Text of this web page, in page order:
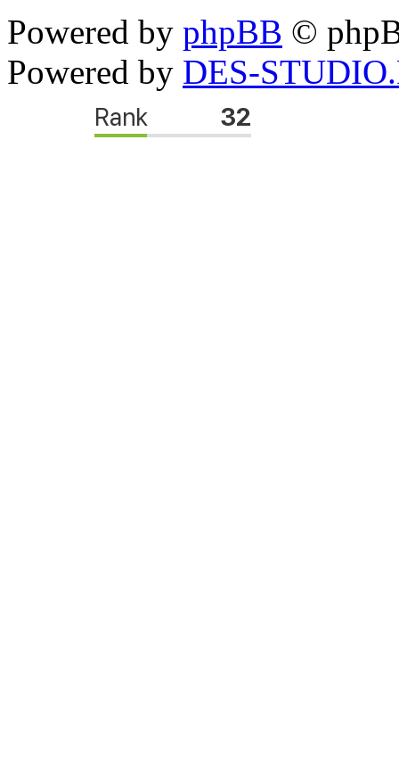
Powered by phpBB ©
Powered by DES-